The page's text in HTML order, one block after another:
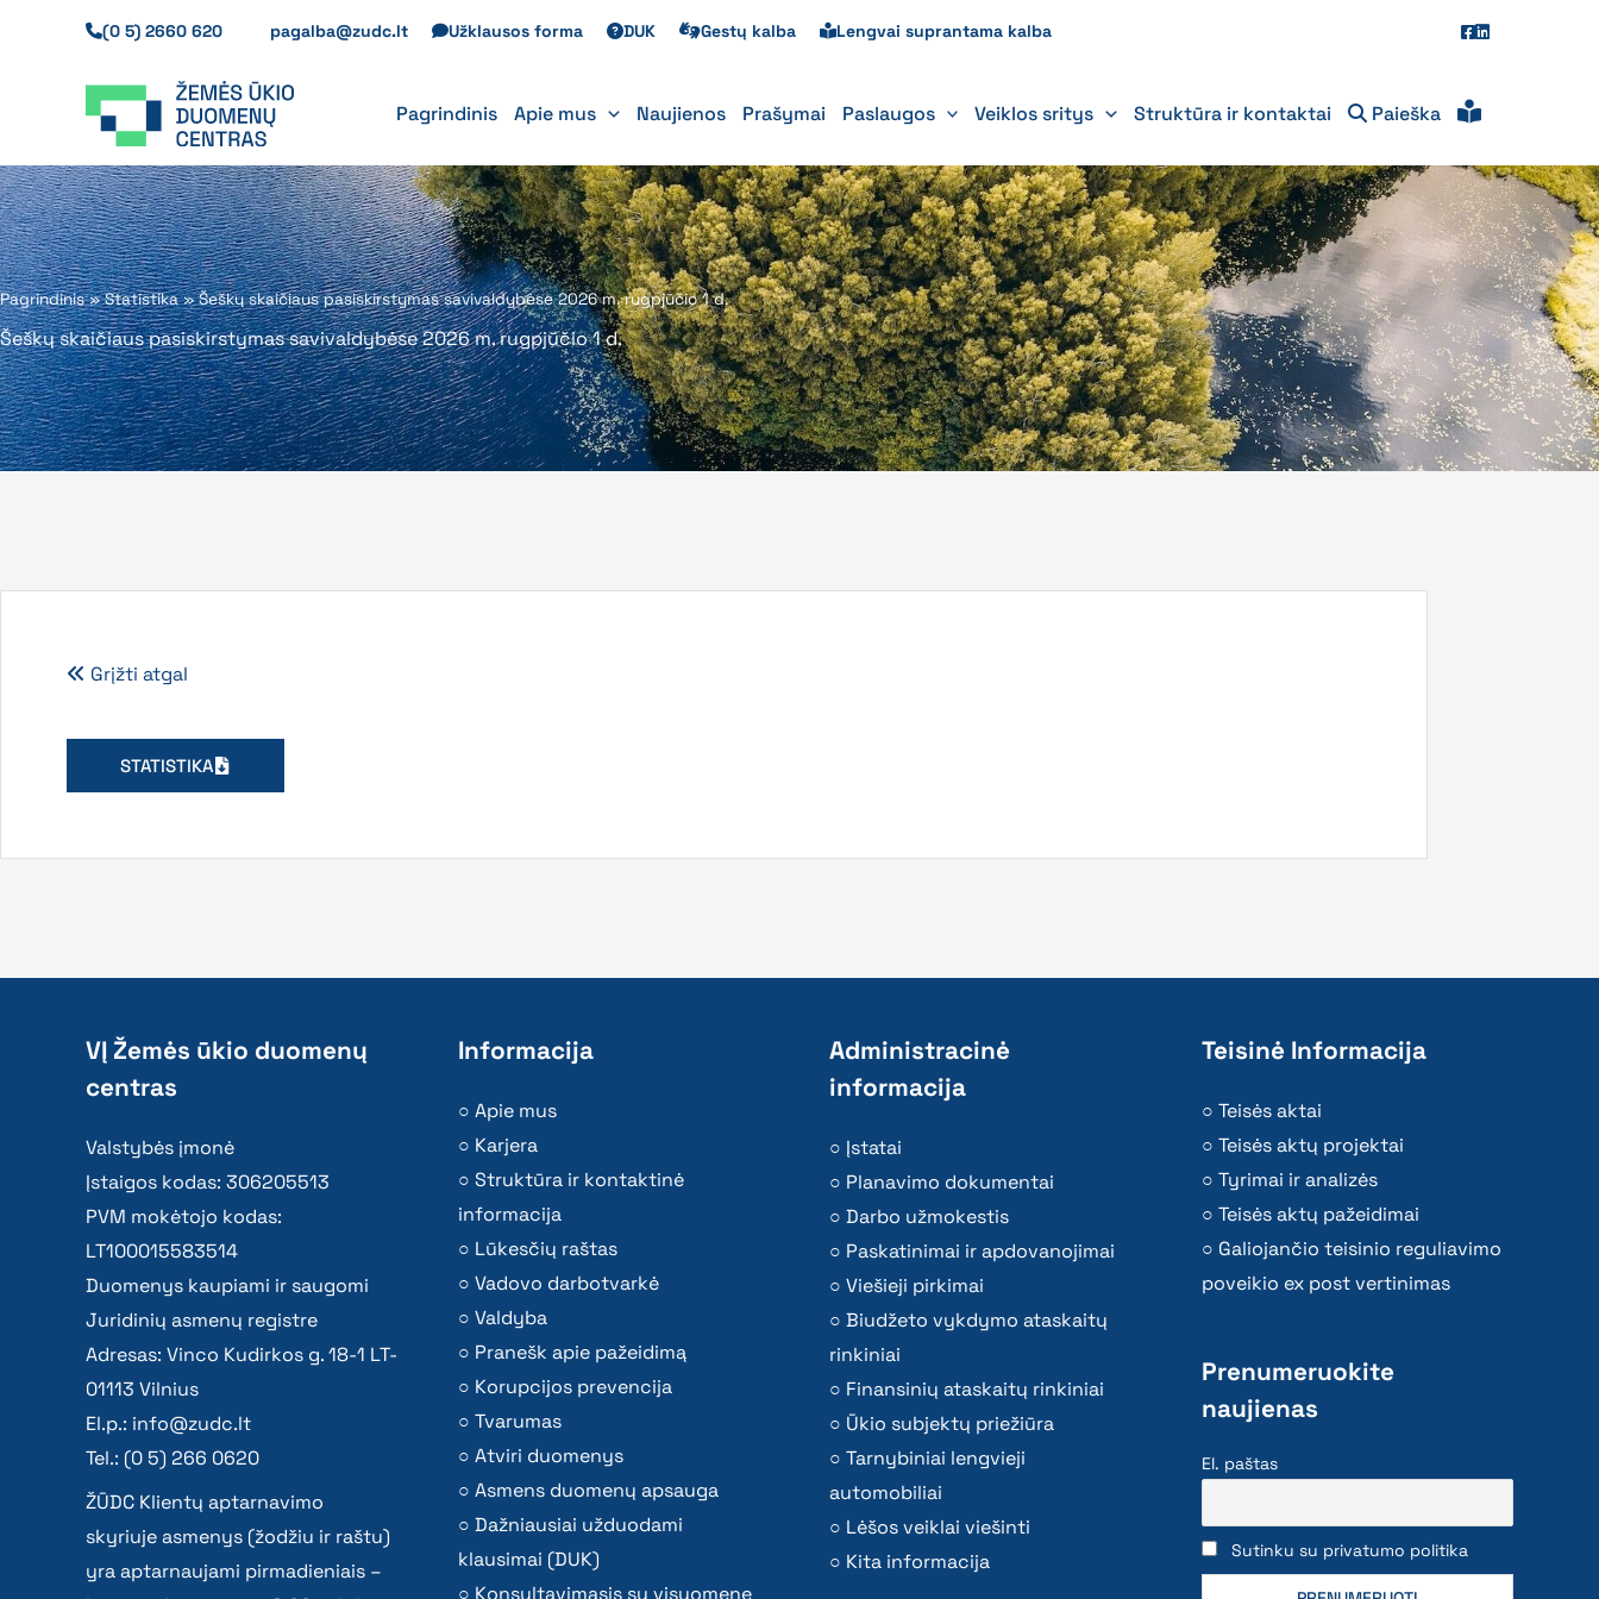
(0 5) 2660 620 pagalba@zudc.lt Užklausos forma DUK Gestų kalba Lengvai suprantama kalba
Pagrindinis Apie mus Naujienos Prašymai Paslaugos Veiklos sritys Struktūra ir kontaktai Paieška
Pagrindinis»Statistika»Šeškų skaičiaus pasiskirstymas savivaldybėse 2026 m. rugpjūčio 1 d.
Šeškų skaičiaus pasiskirstymas savivaldybėse 2026 m. rugpjūčio 1 d.
Grįžti atgal
STATISTIKA
VĮ Žemės ūkio duomenų
centras
Valstybės įmonė
Įstaigos kodas: 306205513
PVM mokėtojo kodas:
LT100015583514
Duomenys kaupiami ir saugomi
Juridinių asmenų registre
Adresas: Vinco Kudirkos g. 18-1 LT-
01113 Vilnius
El.p.: info@zudc.lt
Tel.: (0 5) 266 0620
ŽŪDC Klientų aptarnavimo
skyriuje asmenys (žodžiu ir raštu)
yra aptarnaujami pirmadieniais –
Informacija
Apie mus
Karjera
Struktūra ir kontaktinė
informacija
Lūkesčių raštas
Vadovo darbotvarkė
Valdyba
Pranešk apie pažeidimą
Korupcijos prevencija
Tvarumas
Atviri duomenys
Asmens duomenų apsauga
Dažniausiai užduodami
klausimai (DUK)
Administracinė
informacija
Įstatai
Planavimo dokumentai
Darbo užmokestis
Paskatinimai ir apdovanojimai
Viešieji pirkimai
Biudžeto vykdymo ataskaitų
rinkiniai
Finansinių ataskaitų rinkiniai
Ūkio subjektų priežiūra
Tarnybiniai lengvieji
automobiliai
Lėšos veiklai viešinti
Kita informacija
Teisinė Informacija
Teisės aktai
Teisės aktų projektai
Tyrimai ir analizės
Teisės aktų pažeidimai
Galiojančio teisinio reguliavimo
poveikio ex post vertinimas
Prenumeruokite
naujienas
El. paštas
Sutinku su privatumo politika